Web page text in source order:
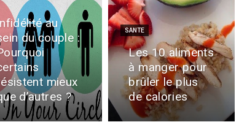
au
du couple :
mieux
d’autres ?
SANTE
Les 10 aliments
à manger pour
brûler le plus
de calories